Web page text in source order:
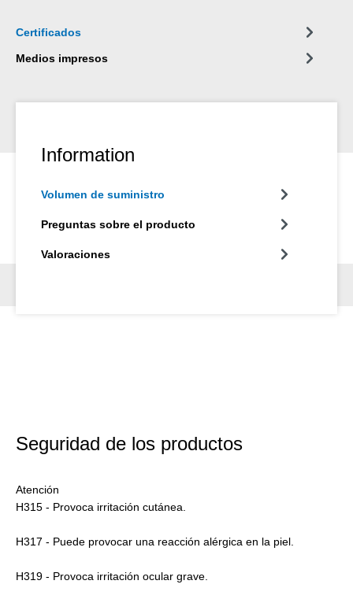
Certificados
Medios impresos
Information
Volumen de suministro
Preguntas sobre el producto
Valoraciones
Seguridad de los productos
Atención
H315 - Provoca irritación cutánea.
H317 - Puede provocar una reacción alérgica en la piel.
H319 - Provoca irritación ocular grave.